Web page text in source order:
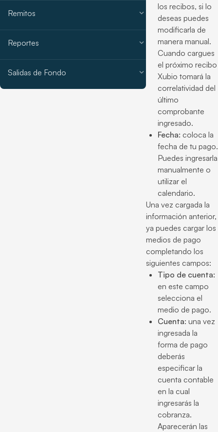
Remitos expand_more
Reportes expand_more
Salidas de Fondo expand_more
los recibos, si lo
deseas puedes
modificarla de
manera manual.
Cuando cargues
el próximo recibo
Xubio tomará la
correlatividad del
último
comprobante
ingresado.
Fecha: coloca la
fecha de tu pago.
Puedes ingresarla
manualmente o
utilizar el
calendario.
Una vez cargada la
información anterior,
ya puedes cargar los
medios de pago
completando los
siguientes campos:
Tipo de cuenta:
en este campo
selecciona el
medio de pago.
Cuenta: una vez
ingresada la
forma de pago
deberás
especificar la
cuenta contable
en la cual
ingresarás la
cobranza.
Aparecerán las